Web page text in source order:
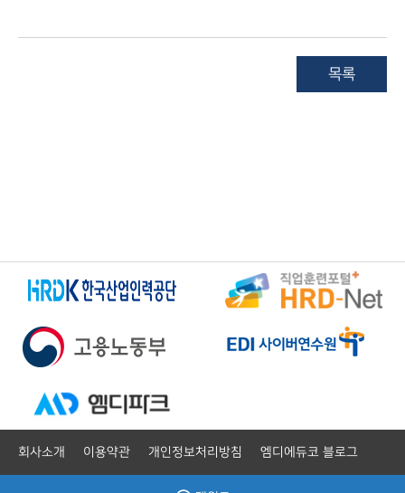
목록
회사소개 이용약관 개인정보처리방침 엠디에듀코 블로그